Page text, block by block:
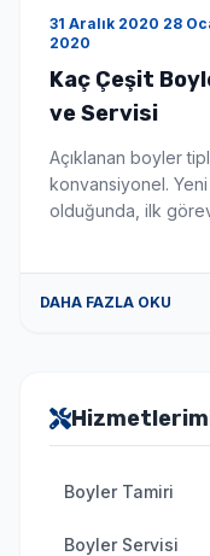
31 Aralık 2020 28
2020
Kaç Çeşit
ve Servisi
Açıklanan boyler
konvansiyonel.
olduğunda, ilk
DAHA FAZLA OKU
Boyler Tamiri
Boyler Servisi